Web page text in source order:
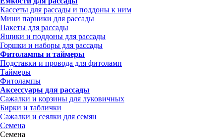
Кассеты для рассады и поддоны к ним
Мини парники для рассады
Пакеты для рассады
Ящики и поддоны для рассады
Горшки и наборы для рассады
Фитолампы и таймеры
Подставки и провода для фитоламп
Таймеры
Фитолампы
Аксессуары для рассады
Сажалки и корзины для луковичных
Бирки и таблички
Сажалки и сеялки для семян
Семена
Семена